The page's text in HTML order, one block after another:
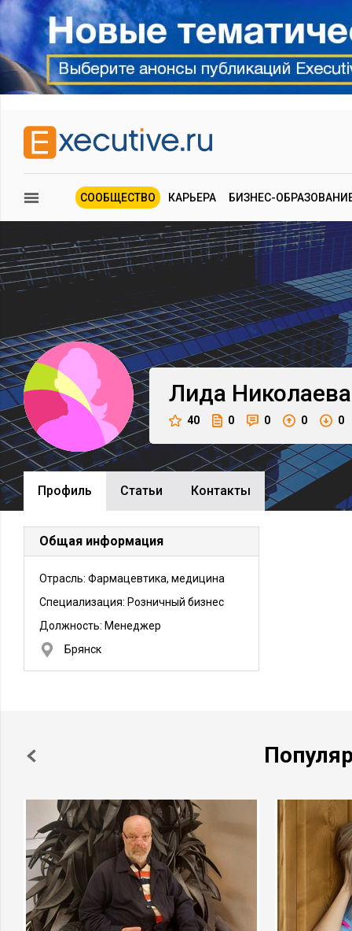
СООБЩЕСТВО КАРЬЕРА БИЗНЕС-
Лида Николаева
40 0 0 0 0
Профиль Cтатьи Контакты
Общая информация
Отрасль: Фармацевтика, медицина
Специализация: Розничный бизнес
Должность: Менеджер
Брянск